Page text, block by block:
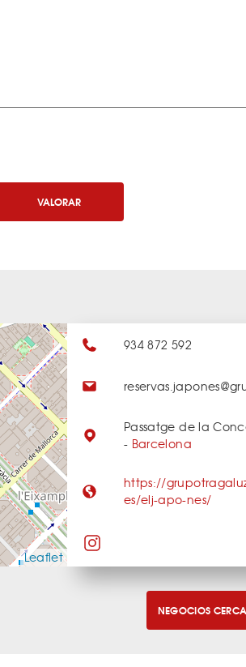
VALORAR
Leaflet
934 872 592
Passatge de la
- Barcelona
https://
es/elj-apo-nes/
NEGOCIOS